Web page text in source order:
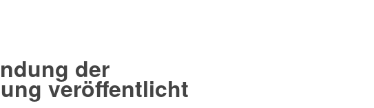
der
veröffentlicht